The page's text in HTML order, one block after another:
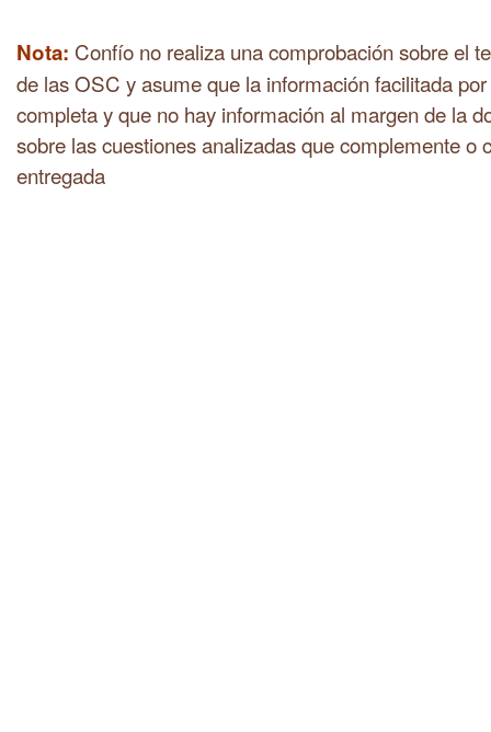
Nota: Confío no realiza una comprobación sobre el
de las OSC y asume que la información facilitada
completa y que no hay información al margen de la
sobre las cuestiones analizadas que complemente o
entregada